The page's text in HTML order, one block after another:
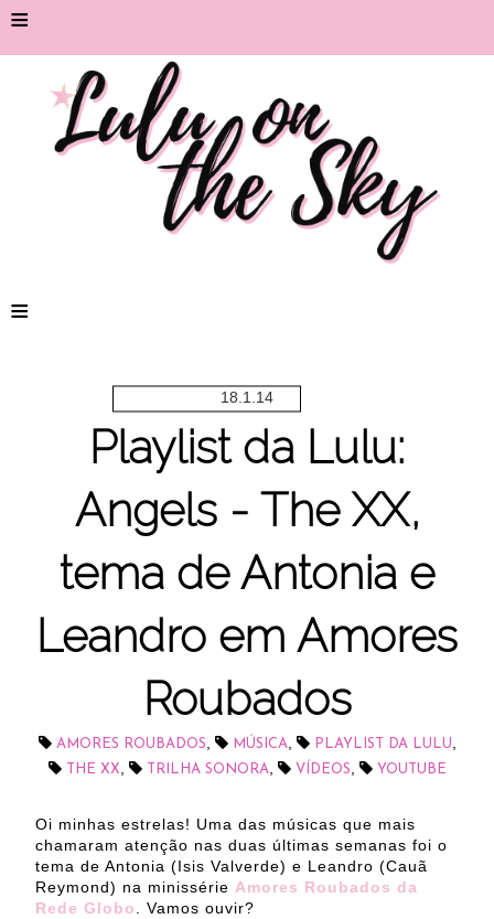
≡
≡
18.1.14
Playlist da Lulu:
Angels - The XX,
tema de Antonia e
Leandro em Amores
Roubados
AMORES ROUBADOS, MÚSICA, PLAYLIST DA LULU,
THE XX, TRILHA SONORA, VÍDEOS, YOUTUBE
Oi minhas estrelas! Uma das músicas que mais
chamaram atenção nas duas últimas semanas foi o
tema de Antonia (Isis Valverde) e Leandro (Cauã
Reymond) na minissérie Amores Roubados da
Rede Globo. Vamos ouvir?